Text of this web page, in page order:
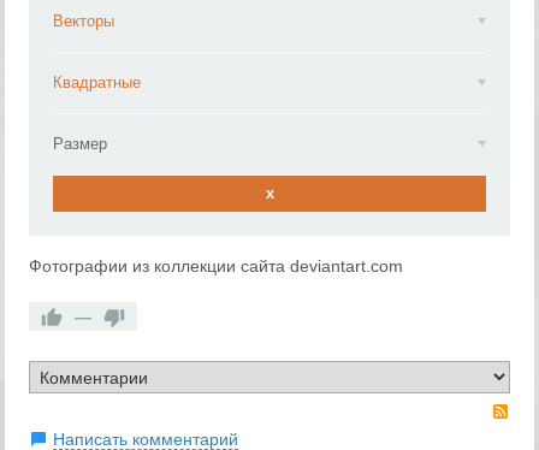
Векторы
Квадратные
Размер
x
Фотографии из коллекции сайта deviantart.com
—
Написать комментарий